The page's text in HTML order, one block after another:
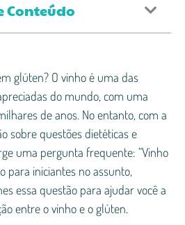
Conteúdo
glúten? O vinho é uma das
do mundo, com uma
de anos. No entanto, com a
sobre questões dietéticas e
uma pergunta frequente: “Vinho
para iniciantes no assunto,
essa questão para ajudar você a
entre o vinho e o glúten.